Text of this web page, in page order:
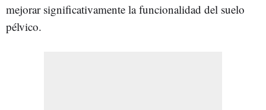
mejorar significativamente la funcionalidad del suelo
pélvico.